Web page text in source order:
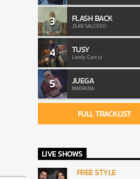
3 FLASH BACK
JEAN SALCEDO
4 TUSY
Landy Garcia
5 JUEGA
MADRiiNA
FULL TRACKLIST
LIVE SHOWS
FREE STYLE